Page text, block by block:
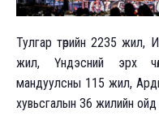
Тулгар төрийн 2235 жил,
жил, Үндэсний эрх
мандуулсны 115 жил,
хувьсгалын 36 жилийн ойд